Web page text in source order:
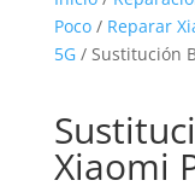
Poco/ Reparar
5G/ Sustitución
Xiaomi